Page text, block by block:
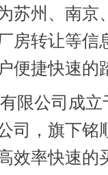
苏州、南京
房转让等信
便捷快速的
限公司成立
司，旗下铭
效率快速的